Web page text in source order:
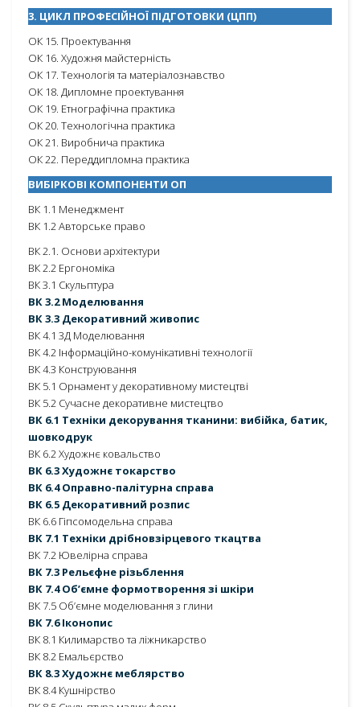
3. ЦИКЛ ПРОФЕСІЙНОЇ ПІДГОТОВКИ (ЦПП)
ОК 15. Проектування
ОК 16. Художня майстерність
ОК 17. Технологія та матеріалознавство
ОК 18. Дипломне проектування
ОК 19. Етнографічна практика
ОК 20. Технологічна практика
ОК 21. Виробнича практика
ОК 22. Переддипломна практика
ВИБІРКОВІ КОМПОНЕНТИ ОП
ВК 1.1 Менеджмент
ВК 1.2 Авторське право
ВК 2.1. Основи архітектури
ВК 2.2 Ергономіка
ВК 3.1 Скульптура
ВК 3.2 Моделювання
ВК 3.3 Декоративний живопис
ВК 4.1 3Д Моделювання
ВК 4.2 Інформаційно-комунікативні технології
ВК 4.3 Конструювання
ВК 5.1 Орнамент у декоративному мистецтві
ВК 5.2 Сучасне декоративне мистецтво
ВК 6.1 Техніки декорування тканини: вибійка, батик,
шовкодрук
ВК 6.2 Художнє ковальство
ВК 6.3 Художнє токарство
ВК 6.4 Оправно-палітурна справа
ВК 6.5 Декоративний розпис
ВК 6.6 Гіпсомодельна справа
ВК 7.1 Техніки дрібновзірцевого ткацтва
ВК 7.2 Ювелірна справа
ВК 7.3 Рельєфне різьблення
ВК 7.4 Об’ємне формотворення зі шкіри
ВК 7.5 Об’ємне моделювання з глини
ВК 7.6 Іконопис
ВК 8.1 Килимарство та ліжникарство
ВК 8.2 Емальєрство
ВК 8.3 Художнє меблярство
ВК 8.4 Кушнірство